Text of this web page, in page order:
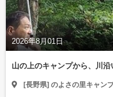
2026年8月01日
山の上のキャンプから、川
[長野県] のよさの里キャン